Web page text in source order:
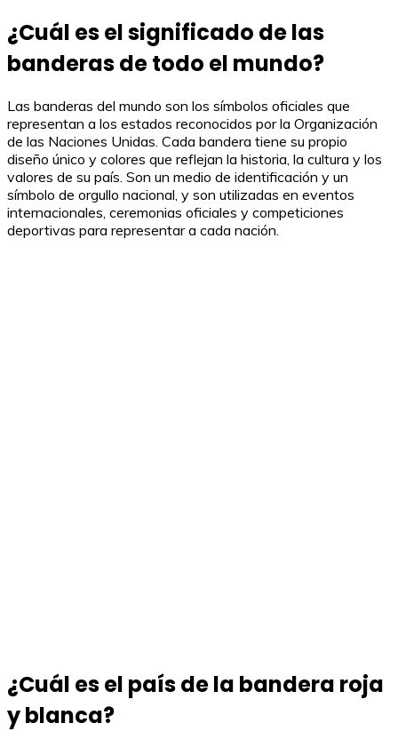
¿Cuál es el significado de las
banderas de todo el mundo?
Las banderas del mundo son los símbolos oficiales que
representan a los estados reconocidos por la Organización
de las Naciones Unidas. Cada bandera tiene su propio
diseño único y colores que reflejan la historia, la cultura y los
valores de su país. Son un medio de identificación y un
símbolo de orgullo nacional, y son utilizadas en eventos
internacionales, ceremonias oficiales y competiciones
deportivas para representar a cada nación.
¿Cuál es el país de la bandera roja
y blanca?